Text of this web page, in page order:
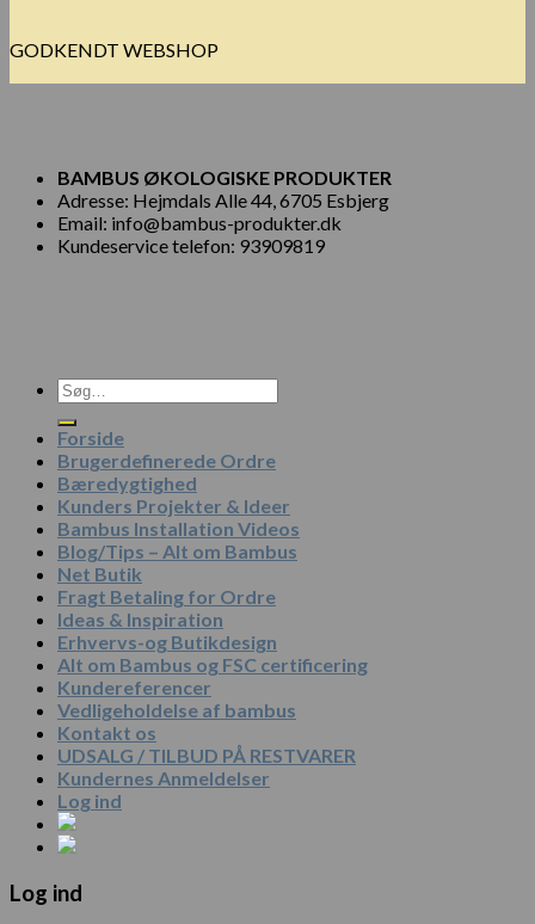
GODKENDT WEBSHOP
BAMBUS ØKOLOGISKE PRODUKTER
Adresse: Hejmdals Alle 44, 6705 Esbjerg
Email: info@bambus-produkter.dk
Kundeservice telefon: 93909819
Søg
efter:
Forside
Brugerdefinerede Ordre
Bæredygtighed
Kunders Projekter & Ideer
Bambus Installation Videos
Blog/Tips – Alt om Bambus
Net Butik
Fragt Betaling for Ordre
Ideas & Inspiration
Erhvervs-og Butikdesign
Alt om Bambus og FSC certificering
Kundereferencer
Vedligeholdelse af bambus
Kontakt os
UDSALG / TILBUD PÅ RESTVARER
Kundernes Anmeldelser
Log ind
Log ind